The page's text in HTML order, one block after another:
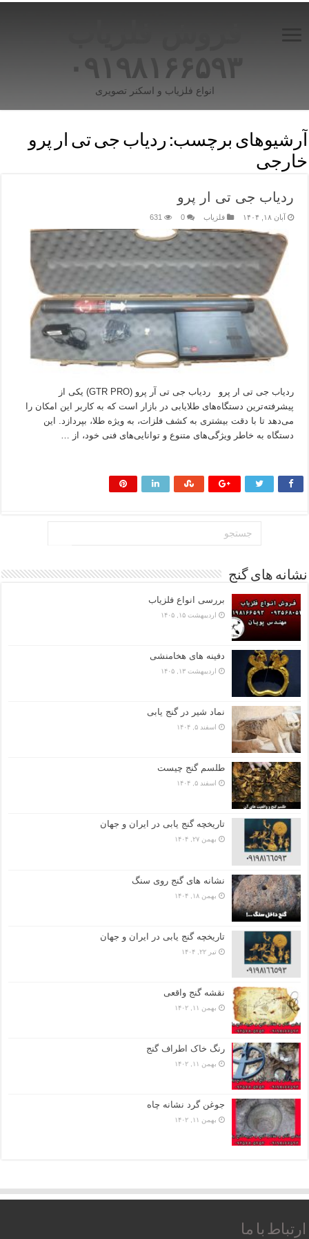
۰۹۱۹۸۱۶۶۵۹۳
انواع فلزیاب و اسکنر تصویری
آرشیوهای برچسب: ردیاب جی تی ار پرو
خارجی
ردیاب جی تی ار پرو
آبان ۱۸, ۱۴۰۴ فلزیاب 0
631
ردیاب جی تی ار پرو ردیاب جی تی آر پرو (GTR PRO) یکی از
پیشرفته‌ترین دستگاه‌های طلایابی در بازار است که به کاربر این امکان را
می‌دهد تا با دقت بیشتری به کشف فلزات، به ویژه طلا، بپردازد. این
دستگاه به خاطر ویژگی‌های متنوع و توانایی‌های فنی خود، از …
نشانه های گنج
بررسی انواع فلزیاب
اردیبهشت ۱۵, ۱۴۰۵
دفینه های هخامنشی
اردیبهشت ۱۳, ۱۴۰۵
نماد شیر در گنج یابی
اسفند ۵, ۱۴۰۴
طلسم گنج چیست
اسفند ۵, ۱۴۰۴
تاریخچه گنج‌ یابی در ایران و جهان
بهمن ۲۷, ۱۴۰۴
نشانه های گنج روی سنگ
بهمن ۱۸, ۱۴۰۴
تاریخچه گنج‌ یابی در ایران و جهان
تیر ۲۲, ۱۴۰۴
نقشه گنج واقعی
بهمن ۱۱, ۱۴۰۲
رنگ خاک اطراف گنج
بهمن ۱۱, ۱۴۰۲
جوغن گرد نشانه چاه
بهمن ۱۱, ۱۴۰۲
ارتباط با ما